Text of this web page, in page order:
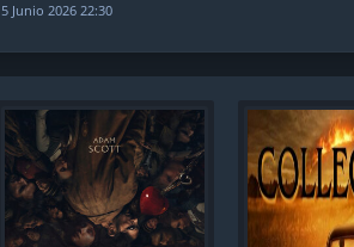
5 Junio 2026 22:30